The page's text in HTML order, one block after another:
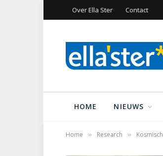
Over Ella Ster Contact
HOME NIEUWS
Home » Research » Kosmisch